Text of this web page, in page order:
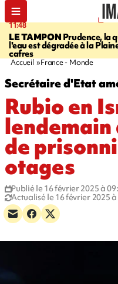
11:48
LE TAMPON Prudence, la
l'eau est dégradée à la
cafres
Accueil France - Monde
Secrétaire d'Etat
Rubio en
lendemain
de
otages
Publié le 16 février 2025 à
Actualisé le 16 février 2025 à